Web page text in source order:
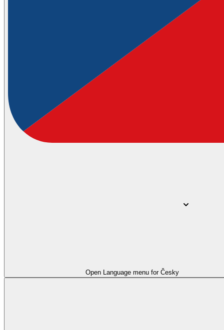
Open Language menu for Česky